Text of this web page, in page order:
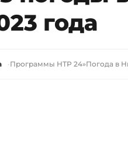
года
Программы НТР 24»Погода в